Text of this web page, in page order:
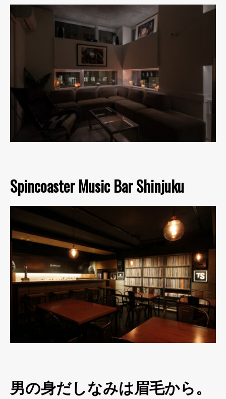
Spincoaster Music Bar Shinjuku
男の身だしなみは眉毛から。